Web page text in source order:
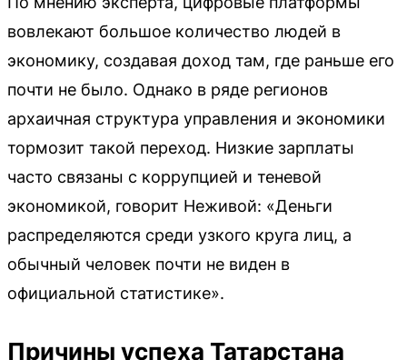
вовлекают большое количество людей в
экономику, создавая доход там, где раньше его
почти не было. Однако в ряде регионов
архаичная структура управления и экономики
тормозит такой переход. Низкие зарплаты
часто связаны с коррупцией и теневой
экономикой, говорит Неживой: «Деньги
распределяются среди узкого круга лиц, а
обычный человек почти не виден в
официальной статистике».
Причины успеха Татарстана